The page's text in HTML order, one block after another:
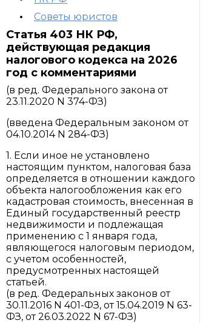
Советы юристов
Статья 403 НК РФ,
действующая редакция
налогового кодекса на 2026
год с комментариями
(в ред. Федерального закона от
23.11.2020 N 374-ФЗ)
(введена Федеральным законом от
04.10.2014 N 284-ФЗ)
1. Если иное не установлено
настоящим пунктом, налоговая база
определяется в отношении каждого
объекта налогообложения как его
кадастровая стоимость, внесенная в
Единый государственный реестр
недвижимости и подлежащая
применению с 1 января года,
являющегося налоговым периодом,
с учетом особенностей,
предусмотренных настоящей
статьей.
(в ред. Федеральных законов от
30.11.2016 N 401-ФЗ, от 15.04.2019 N 63-
ФЗ, от 26.03.2022 N 67-ФЗ)